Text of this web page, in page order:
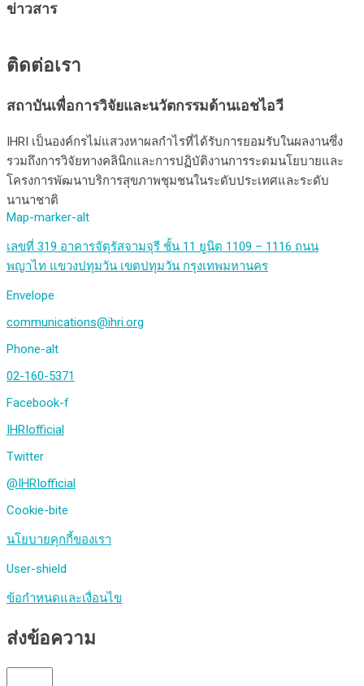
ข่าวสาร
ติดต่อเรา
สถาบันเพื่อการวิจัยและนวัตกรรมด้านเอชไอวี
IHRI เป็นองค์กรไม่แสวงหาผลกำไรที่ได้รับการยอมรับในผลงานซึ่ง
รวมถึงการวิจัยทางคลินิกและการปฏิบัติงานการระดมนโยบายและ
โครงการพัฒนาบริการสุขภาพชุมชนในระดับประเทศและระดับ
นานาชาติ
Map-marker-alt
เลขที่ 319 อาคารจัตุรัสจามจุรี ชั้น 11 ยูนิต 1109 – 1116 ถนน
พญาไท แขวงปทุมวัน เขตปทุมวัน กรุงเทพมหานคร
Envelope
communications@ihri.org
Phone-alt
02-160-5371
Facebook-f
IHRIofficial
Twitter
@IHRIofficial
Cookie-bite
นโยบายคุกกี้ของเรา
User-shield
ข้อกำหนดและเงื่อนไข
ส่งข้อความ